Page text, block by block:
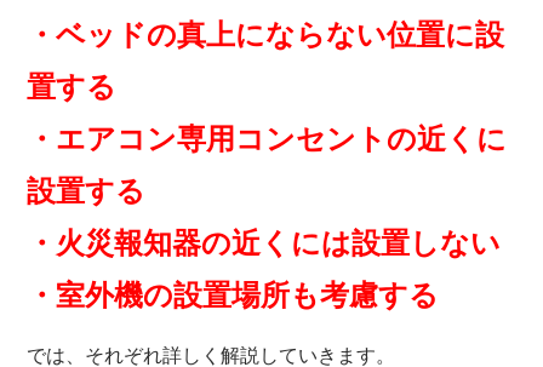
・ベッドの真上にならない位置に設
置する
・エアコン専用コンセントの近くに
設置する
・火災報知器の近くには設置しない
・室外機の設置場所も考慮する
では、それぞれ詳しく解説していきます。